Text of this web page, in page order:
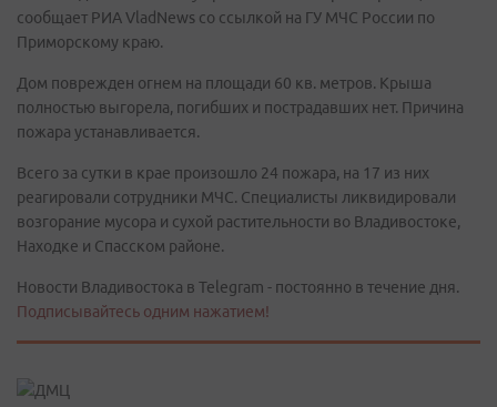
сообщает РИА VladNews со ссылкой на ГУ МЧС России по
Приморскому краю.
Дом поврежден огнем на площади 60 кв. метров. Крыша
полностью выгорела, погибших и пострадавших нет. Причина
пожара устанавливается.
Всего за сутки в крае произошло 24 пожара, на 17 из них
реагировали сотрудники МЧС. Специалисты ликвидировали
возгорание мусора и сухой растительности во Владивостоке,
Находке и Спасском районе.
Новости Владивостока в Telegram - постоянно в течение дня.
Подписывайтесь одним нажатием!